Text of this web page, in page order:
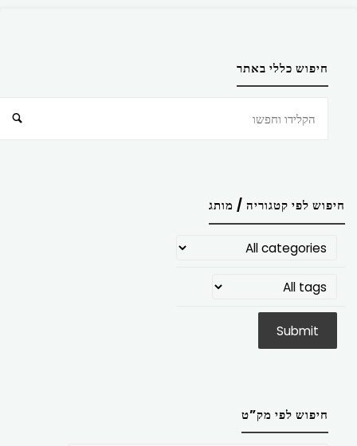
חיפוש כללי באתר
חיפוש לפי קטגוריה / מותג
חיפוש לפי מק”ט